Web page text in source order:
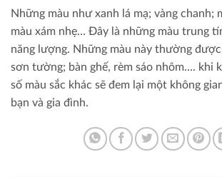
Những màu như xanh lá mạ; vàng chanh;
màu xám nhẹ… Đây là những màu trung
năng lượng. Những màu này thường
sơn tường; bàn ghế, rèm sáo nhôm…. khi
số màu sắc khác sẽ đem lại một không
bạn và gia đình.